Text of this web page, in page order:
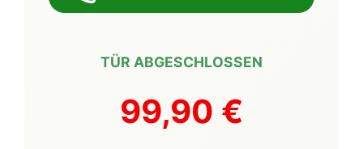
TÜR ABGESCHLOSSEN
99,90 €